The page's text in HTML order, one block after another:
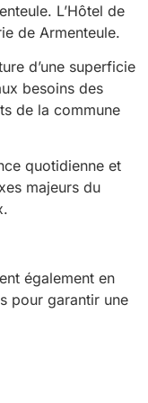
L’Hôtel de
de Armenteule.
d’une superficie
besoins des
de la commune
quotidienne et
majeurs du
également en
pour garantir une